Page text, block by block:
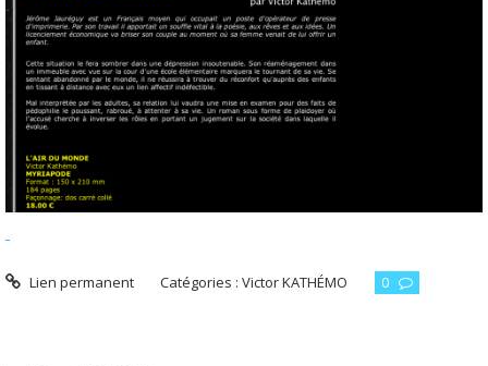
Lien permanent Catégories :Victor KATHÉMO 0